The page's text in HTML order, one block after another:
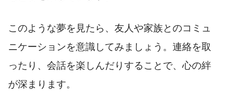
このような夢を見たら、友人や家族とのコミュ
ニケーションを意識してみましょう。連絡を取
ったり、会話を楽しんだりすることで、心の絆
が深まります。